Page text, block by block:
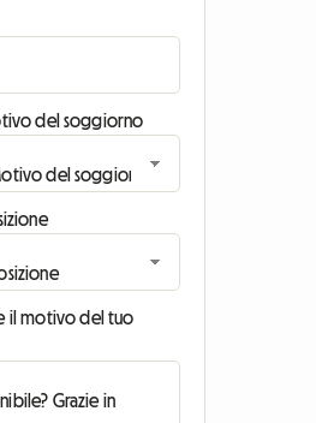
del soggiorno
il motivo del tuo